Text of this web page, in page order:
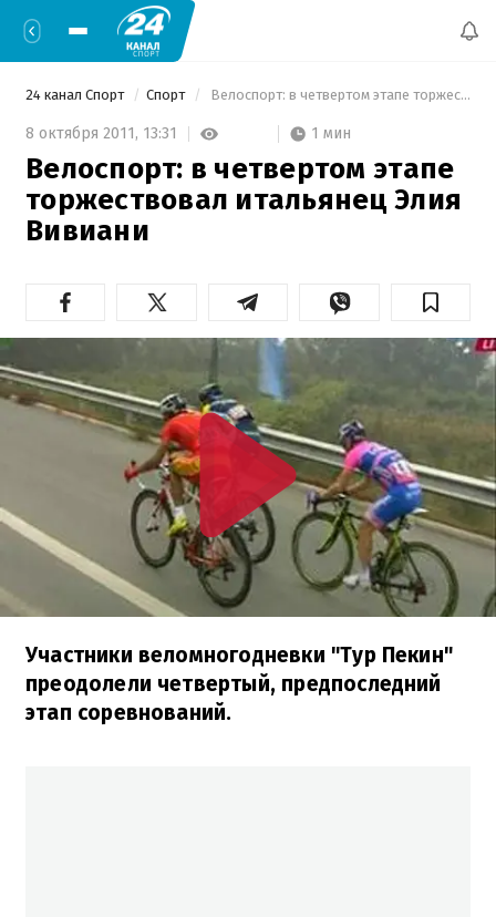
24 канал Спорт Спорт Велоспорт: в четвертом этапе торжествовал итальянец Элия Вивиани
8 октября 2011, 13:31 1 мин
Велоспорт: в четвертом этапе
торжествовал итальянец Элия
Вивиани
Участники веломногодневки "Тур Пекин"
преодолели четвертый, предпоследний
этап соревнований.